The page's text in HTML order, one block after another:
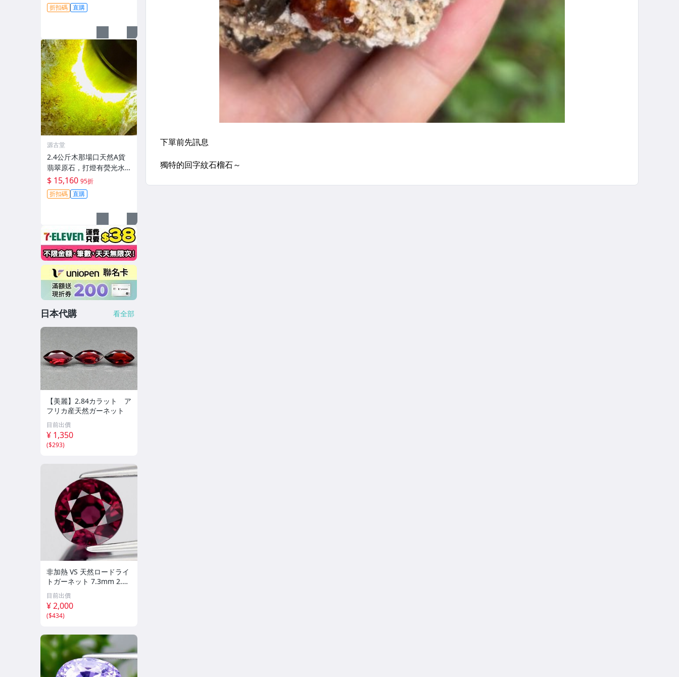
折扣碼 直購
源古堂
2.4公斤木那場口天然A貨
翡翠原石，打燈有熒光水
頭佳，適合手鐲製作皮殼
緊實，沙粒感強。支持檢
測可代加工 發碧 翡翠 原石
$ 15,160 95折
折扣碼 直購
日本代購 看全部
【美麗】2.84カラット ア
フリカ産天然ガーネット
目前出價
¥ 1,350
($293)
非加熱 VS 天然ロードライ
トガーネット 7.3mm 2.71
カラット
目前出價
¥ 2,000
($434)